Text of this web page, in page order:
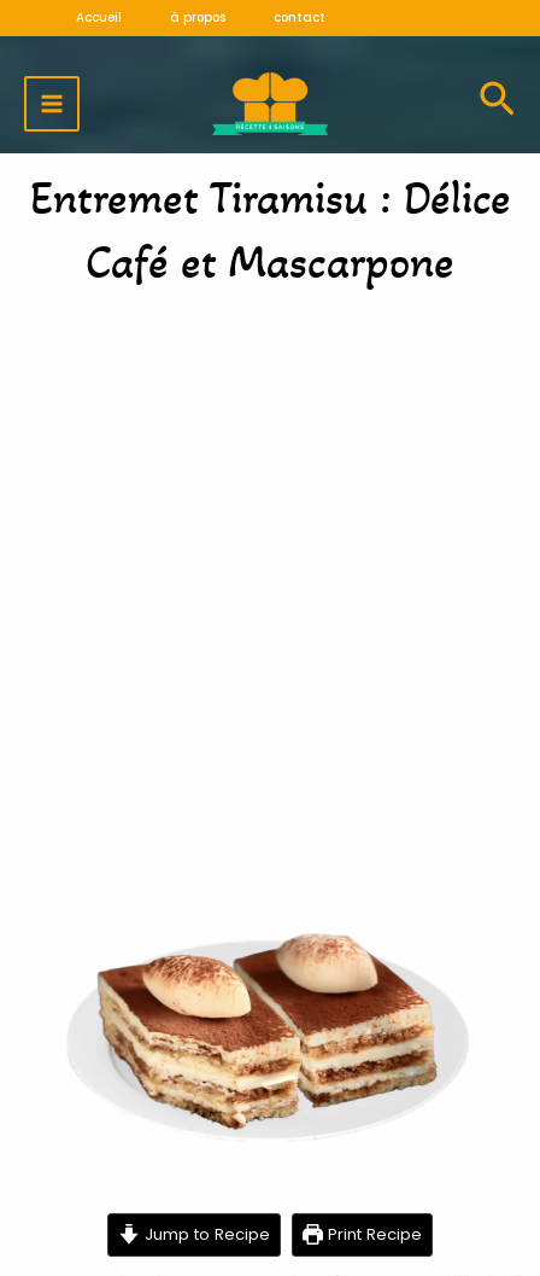
contenu
Accueil à propos contact
MENU
Entremet Tiramisu : Délice
Café et Mascarpone
Jump to Recipe Print Recipe
minutes minutes